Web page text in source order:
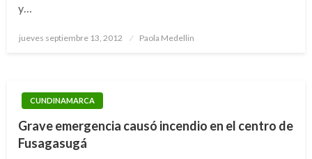
y…
Publicado
jueves septiembre 13, 2012 Paola Medellin
CUNDINAMARCA
Grave emergencia causó incendio en el centro de
Fusagasugá